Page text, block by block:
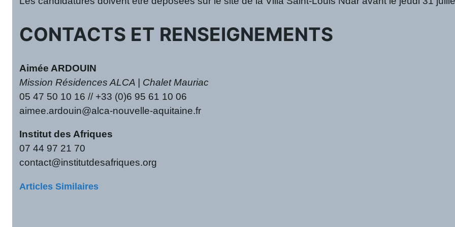
CONTACTS ET RENSEIGNEMENTS
Aimée ARDOUIN
Mission Résidences ALCA | Chalet Mauriac
05 47 50 10 16 // +33 (0)6 95 61 10 06
aimee.ardouin@alca-nouvelle-aquitaine.fr
Institut des Afriques
07 44 97 21 70
contact@institutdesafriques.org
Articles Similaires